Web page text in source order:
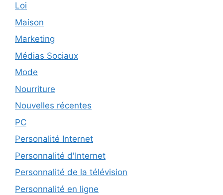
Loi
Maison
Marketing
Médias Sociaux
Mode
Nourriture
Nouvelles récentes
PC
Personalité Internet
Personnalité d'Internet
Personnalité de la télévision
Personnalité en ligne